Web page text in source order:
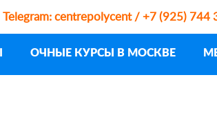
Telegram: centrepolycent / +7 (925) 744
ОЧНЫЕ КУРСЫ В МОСКВЕ